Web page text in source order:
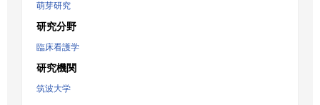
萌芽研究
研究分野
臨床看護学
研究機関
筑波大学